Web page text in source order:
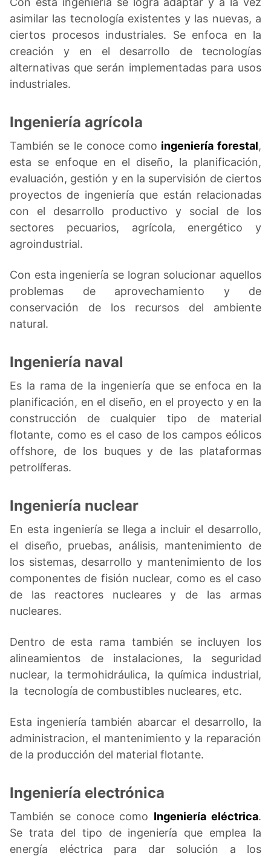
asimilar las tecnología existentes y las nuevas, a
ciertos procesos industriales. Se enfoca en la
creación y en el desarrollo de tecnologías
alternativas que serán implementadas para usos
industriales.
Ingeniería agrícola
También se le conoce como ingeniería forestal,
esta se enfoque en el diseño, la planificación,
evaluación, gestión y en la supervisión de ciertos
proyectos de ingeniería que están relacionadas
con el desarrollo productivo y social de los
sectores pecuarios, agrícola, energético y
agroindustrial.
Con esta ingeniería se logran solucionar aquellos
problemas de aprovechamiento y de
conservación de los recursos del ambiente
natural.
Ingeniería naval
Es la rama de la ingeniería que se enfoca en la
planificación, en el diseño, en el proyecto y en la
construcción de cualquier tipo de material
flotante, como es el caso de los campos eólicos
offshore, de los buques y de las plataformas
petrolíferas.
Ingeniería nuclear
En esta ingeniería se llega a incluir el desarrollo,
el diseño, pruebas, análisis, mantenimiento de
los sistemas, desarrollo y mantenimiento de los
componentes de fisión nuclear, como es el caso
de las reactores nucleares y de las armas
nucleares.
Dentro de esta rama también se incluyen los
alineamientos de instalaciones, la seguridad
nuclear, la termohidráulica, la química industrial,
la tecnología de combustibles nucleares, etc.
Esta ingeniería también abarcar el desarrollo, la
administracion, el mantenimiento y la reparación
de la producción del material flotante.
Ingeniería electrónica
También se conoce como Ingeniería eléctrica.
Se trata del tipo de ingeniería que emplea la
energía eléctrica para dar solución a los